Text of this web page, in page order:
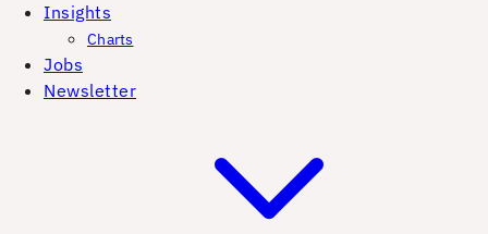
Insights
Charts
Jobs
Newsletter